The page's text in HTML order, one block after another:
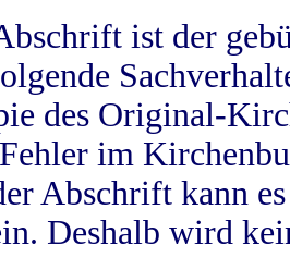
ist der
des Original-
im
Abschrift kann
Deshalb wird